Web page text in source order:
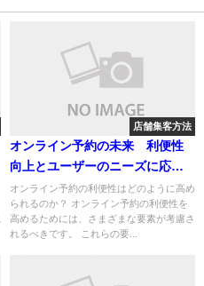
店舗集客方法
オンライン予約の未来 利便性
向上とユーザーのニーズに応え
る業種別ガイド
オンライン予約の利便性はどのように高め
られるのか？ オンライン予約の利便性を
高めるためには、さまざまな要素が考慮さ
れるべきです。 これらの要...